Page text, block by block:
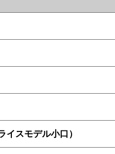
スモデル小口）